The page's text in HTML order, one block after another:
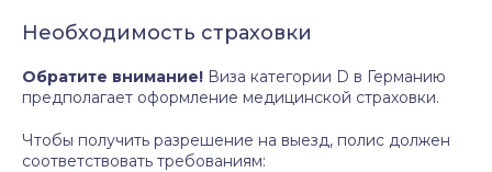
Необходимость страховки
Обратите внимание! Виза категории D в Германию
предполагает оформление медицинской страховки.
Чтобы получить разрешение на выезд, полис должен
соответствовать требованиям: